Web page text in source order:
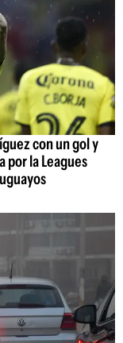
con un gol y
por la Leagues